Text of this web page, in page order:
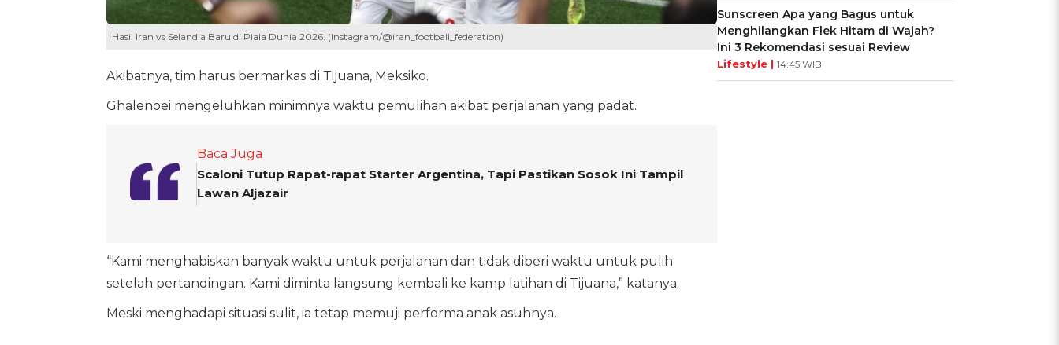
Hasil Iran vs Selandia Baru di Piala Dunia 2026. (Instagram/@iran_football_federation)
Akibatnya, tim harus bermarkas di Tijuana, Meksiko.
Ghalenoei mengeluhkan minimnya waktu pemulihan akibat perjalanan yang padat.
Baca Juga
Scaloni Tutup Rapat-rapat Starter Argentina, Tapi Pastikan Sosok Ini Tampil
Lawan Aljazair
“Kami menghabiskan banyak waktu untuk perjalanan dan tidak diberi waktu untuk pulih
setelah pertandingan. Kami diminta langsung kembali ke kamp latihan di Tijuana,” katanya.
Meski menghadapi situasi sulit, ia tetap memuji performa anak asuhnya.
Sunscreen Apa yang Bagus untuk
Menghilangkan Flek Hitam di Wajah?
Ini 3 Rekomendasi sesuai Review
Lifestyle | 14:45 WIB